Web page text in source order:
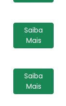
Saiba
Mais
Saiba
Mais